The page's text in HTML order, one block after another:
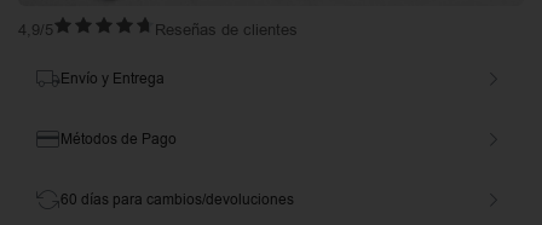
4,9/5 Reseñas de clientes
Envío y Entrega
Métodos de Pago
60 días para cambios/devoluciones